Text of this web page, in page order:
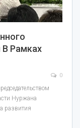
В Рамках
0
Нуржана
развития